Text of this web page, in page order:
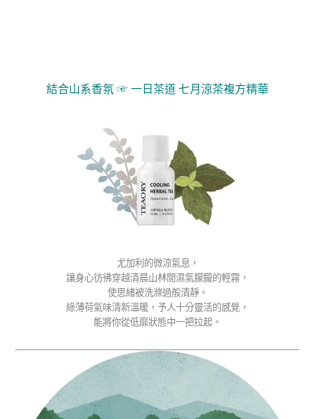
結合山系香氛 ☞ 一日茶道 七月涼茶複方精華
尤加利的微涼氣息，
讓身心彷彿穿越清晨山林間濕氣朦朧的輕霧，
使思緒被洗滌過般清靜。
綠薄荷氣味清新溫暖， 予人十分靈活的感覺，
能將你從低靡狀態中一把拉起。